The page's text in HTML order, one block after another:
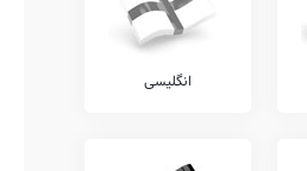
انگلیسی